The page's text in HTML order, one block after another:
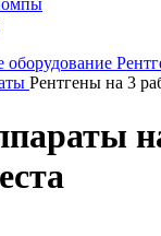
Рентгены на 3